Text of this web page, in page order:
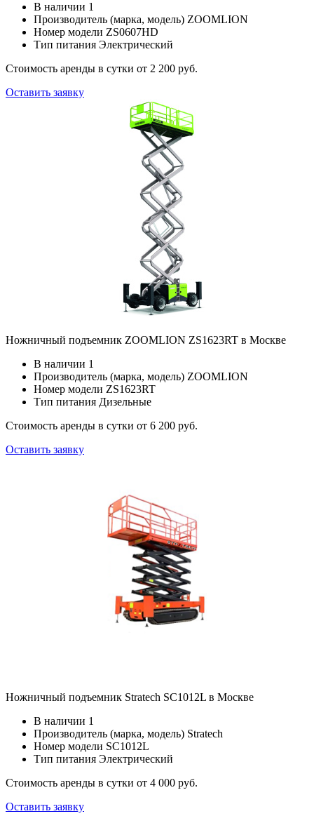
В наличии 1
Производитель (марка, модель) ZOOMLION
Номер модели ZS0607HD
Тип питания Электрический
Стоимость аренды в сутки от 2 200 руб.
Оставить заявку
Ножничный подъемник ZOOMLION ZS1623RT в Москве
В наличии 1
Производитель (марка, модель) ZOOMLION
Номер модели ZS1623RT
Тип питания Дизельные
Стоимость аренды в сутки от 6 200 руб.
Оставить заявку
Ножничный подъемник Stratech SC1012L в Москве
В наличии 1
Производитель (марка, модель) Stratech
Номер модели SC1012L
Тип питания Электрический
Стоимость аренды в сутки от 4 000 руб.
Оставить заявку